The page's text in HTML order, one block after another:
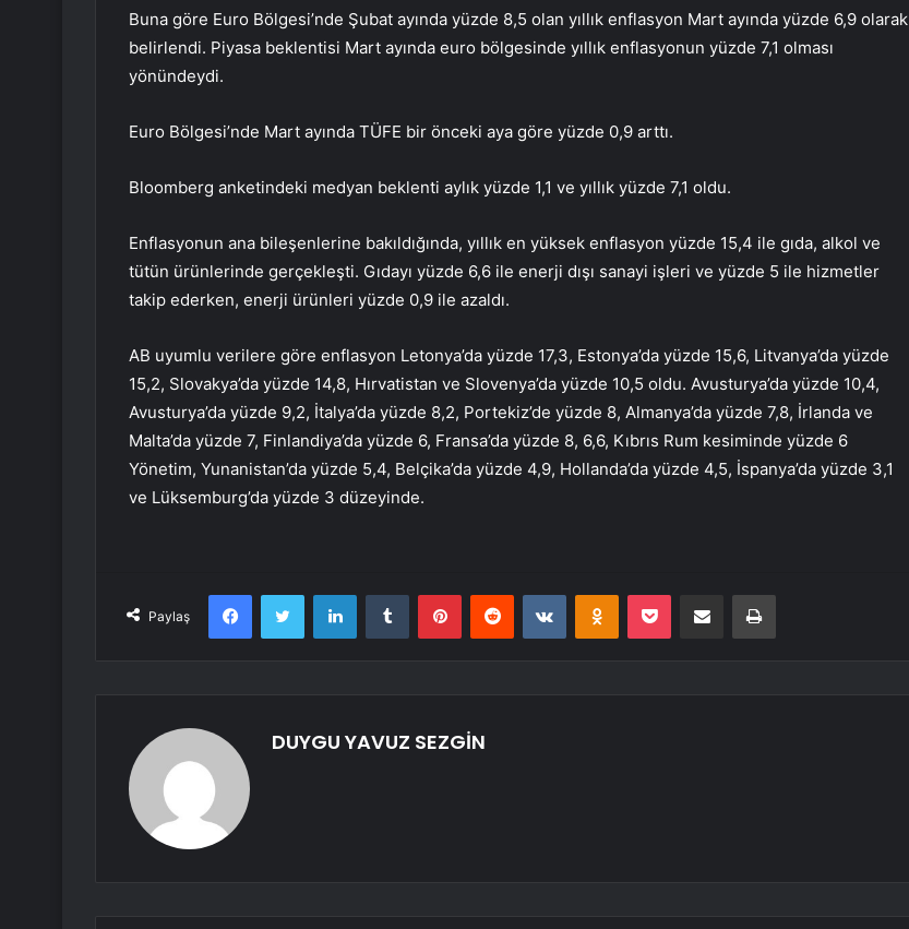
Buna göre Euro Bölgesi’nde Şubat ayında yüzde 8,5 olan yıllık enflasyon Mart ayında yüzde 6,9 ​​olarak
belirlendi. Piyasa beklentisi Mart ayında euro bölgesinde yıllık enflasyonun yüzde 7,1 olması
yönündeydi.
Euro Bölgesi’nde Mart ayında TÜFE bir önceki aya göre yüzde 0,9 arttı.
Bloomberg anketindeki medyan beklenti aylık yüzde 1,1 ve yıllık yüzde 7,1 oldu.
Enflasyonun ana bileşenlerine bakıldığında, yıllık en yüksek enflasyon yüzde 15,4 ile gıda, alkol ve
tütün ürünlerinde gerçekleşti. Gıdayı yüzde 6,6 ile enerji dışı sanayi işleri ve yüzde 5 ile hizmetler
takip ederken, enerji ürünleri yüzde 0,9 ile azaldı.
AB uyumlu verilere göre enflasyon Letonya’da yüzde 17,3, Estonya’da yüzde 15,6, Litvanya’da yüzde
15,2, Slovakya’da yüzde 14,8, Hırvatistan ve Slovenya’da yüzde 10,5 oldu. Avusturya’da yüzde 10,4,
Avusturya’da yüzde 9,2, İtalya’da yüzde 8,2, Portekiz’de yüzde 8, Almanya’da yüzde 7,8, İrlanda ve
Malta’da yüzde 7, Finlandiya’da yüzde 6, Fransa’da yüzde 8, 6,6, Kıbrıs Rum kesiminde yüzde 6
Yönetim, Yunanistan’da yüzde 5,4, Belçika’da yüzde 4,9, Hollanda’da yüzde 4,5, İspanya’da yüzde 3,1
ve Lüksemburg’da yüzde 3 düzeyinde.
Paylaş
FacebookTwitter LinkedInTumblr PinterestReddit VKontakteOdnoklassniki
Pocket E-Posta ile paylaş Yazdır
DUYGU YAVUZ SEZGİN